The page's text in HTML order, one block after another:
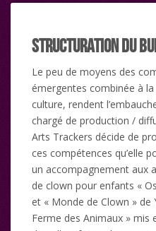
Structuration du
Le peu de moyens des
émergentes combinée à
culture, rendent
chargé de production /
Arts Trackers décide de
ces compétences qu’elle
un accompagnement aux
de clown pour enfants «
et « Monde de Clown » de
Ferme des Animaux » mis